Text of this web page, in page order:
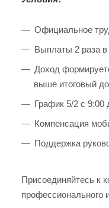
Официальное
Выплаты 2 раза
Доход
выше итоговый
График 5/2 с 9:00
Компенсация
Поддержка
Присоединяйтесь к
профессионального